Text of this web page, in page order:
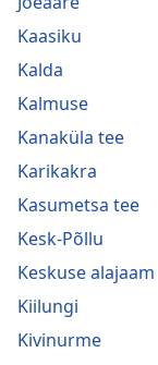
Kaasiku
Kalda
Kalmuse
Kanaküla tee
Karikakra
Kasumetsa tee
Kesk-Põllu
Keskuse alajaam
Kiilungi
Kivinurme